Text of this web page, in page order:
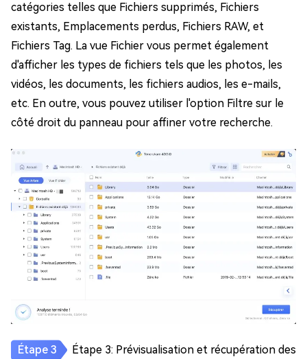
catégories telles que Fichiers supprimés, Fichiers
existants, Emplacements perdus, Fichiers RAW, et
Fichiers Tag. La vue Fichier vous permet également
d'afficher les types de fichiers tels que les photos, les
vidéos, les documents, les fichiers audios, les e-mails,
etc. En outre, vous pouvez utiliser l'option Filtre sur le
côté droit du panneau pour affiner votre recherche.
Étape 3: Prévisualisation et récupération des